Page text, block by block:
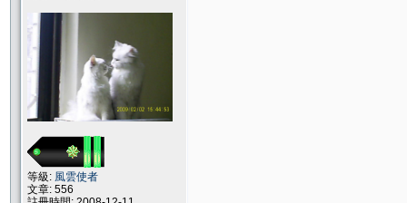
等級: 風雲使者
文章: 556